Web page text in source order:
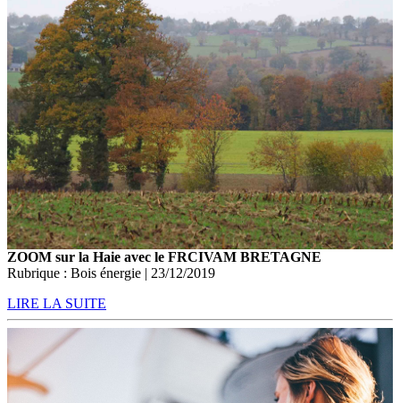
ZOOM sur la Haie avec le FRCIVAM BRETAGNE
Rubrique : Bois énergie | 23/12/2019
LIRE LA SUITE